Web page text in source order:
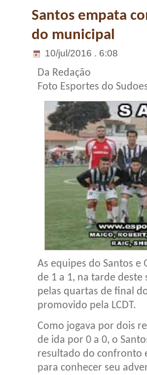
Santos empata
do municipal
10/jul/2016 . 6:08
Da Redação
Foto Esportes do
As equipes do Santos
de 1 a 1, na tarde deste
pelas quartas de final
promovido pela LCDT.
Como jogava por dois
de ida por 0 a 0, o
resultado do confronto
para conhecer seu